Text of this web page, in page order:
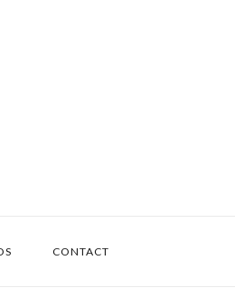
CONTACT